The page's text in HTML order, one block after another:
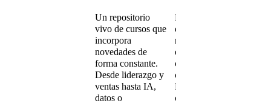
Un repositorio
vivo de cursos que
incorpora
novedades de
forma constante.
Desde liderazgo y
ventas hasta IA,
datos o
Diseñamos rutas
de aprendizaje por
rol, área o nivel de
experiencia,
combinando
cursos de
LinkedIn Learning
con acciones